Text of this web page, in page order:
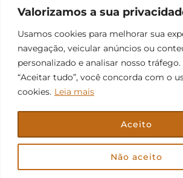
navegação, veicular anúncios ou
personalizado e analisar nosso tráfego.
“Aceitar tudo”, você concorda com o
cookies. Leia mais
Não aceito
Aceito
© 2026 Jr Plus Automação